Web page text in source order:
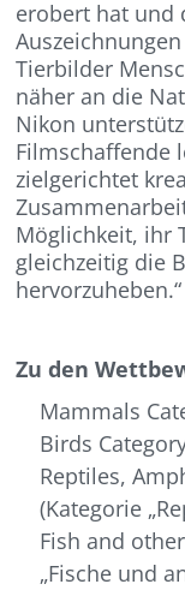
erobert hat und
Tierbilder
näher an die
Nikon
Filmschaffende
zielgerichtet
Möglichkeit, ihr
gleichzeitig die
hervorzuheben.“
Zu den
Mammals
Birds
Reptiles,
(Kategorie
Fish and
„Fische und